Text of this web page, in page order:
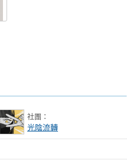
社團：
光陰流轉